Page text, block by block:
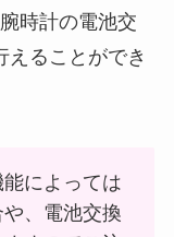
時計の電池交
えることができ
によっては
、電池交換